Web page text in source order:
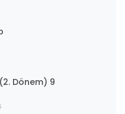
Dönem) 9